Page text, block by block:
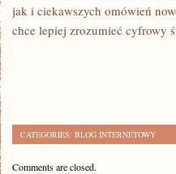
jak i ciekawszych omówień
chce lepiej zrozumieć cyfrowy
CATEGORIES: BLOG INTERNETOWY
Comments are closed.